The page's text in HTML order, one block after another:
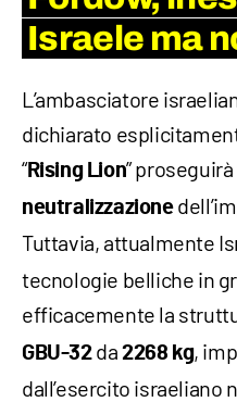
Israele ma
L’ambasciatore
dichiarato
“Rising Lion”
neutralizzazione
Tuttavia, attualmente
tecnologie belliche in
efficacemente la
GBU-32 da2268 kg,
dall’esercito israeliano